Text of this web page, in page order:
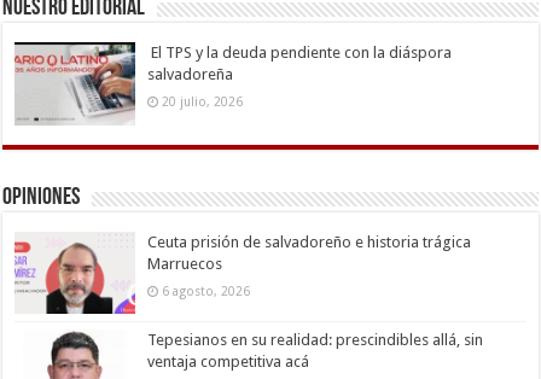
Nuestro Editorial
El TPS y la deuda pendiente con la diáspora
salvadoreña
20 julio, 2026
Opiniones
Ceuta prisión de salvadoreño e historia trágica
Marruecos
6 agosto, 2026
Tepesianos en su realidad: prescindibles allá, sin
ventaja competitiva acá